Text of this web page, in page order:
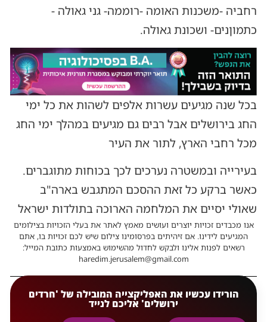
רחביה -משכנות האומה -רוממה- גני גאולה -
כתמוןנים- ושכונת גאולה.
בכל שנה מגיעים עשרות אלפים לשהות את כל ימי
החג בירושלים אבל רבים גם מגיעים במהלך ימי החג
מכל רחבי הארץ, לתור את העיר
בעירייה ובמשטרה נערכים לכך בכוחות מתוגברים.
כאשר ברקע כל זאת ההסכם המתגבש בארה"ב
שאולי יסיים את המלחמה הארוכה בתולדות ישראל
אנו מכבדים זכויות יוצרים ועושים מאמץ לאתר את בעלי הזכויות בצילומים
המגיעים לידינו. אם זיהיתים בפרסומינו צילום שיש לכם זכויות בו, אתם
רשאים לפנות אלינו ולבקש לחדול מהשימוש באמצעות כתובת המייל:
haredim.jerusalem@gmail.com
הורידו עכשיו את האפליקצייה המובילה של 'חרדים
ירושלים' אליכם לנייד